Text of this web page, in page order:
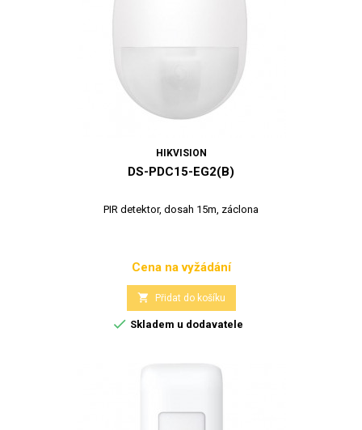
HIKVISION
DS-PDC15-EG2(B)
PIR detektor, dosah 15m, záclona
Cena
Cena na vyžádání
 Přidat do košíku
 Skladem u dodavatele